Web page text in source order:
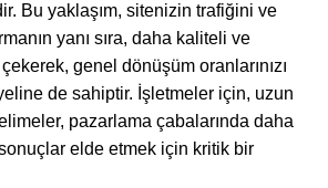
Bu yaklaşım, sitenizin trafiğini ve
yanı sıra, daha kaliteli ve
genel dönüşüm oranlarınızı
de sahiptir. İşletmeler için, uzun
pazarlama çabalarında daha
elde etmek için kritik bir